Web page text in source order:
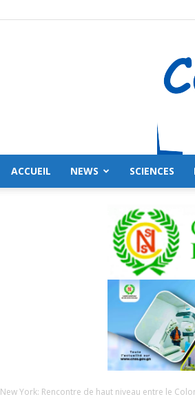
ACCUEIL NEWS SCIENCES
New York: Rencontre de haut niveau entre le